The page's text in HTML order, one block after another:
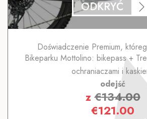
ODKRYĆ
Doświadczenie Premium,
Bikeparku Mottolino: bikepass +
ochraniaczami i
odejść
z€134.00
€121.00